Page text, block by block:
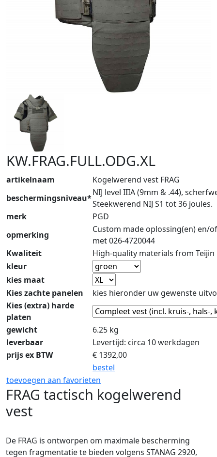
KW.FRAG.FULL.ODG.XL
artikelnaam
Kogelwerend vest FRAG
beschermingsniveau*
NIJ level IIIA (9mm & .44),
Steekwerend NIJ S1 tot 36 joules.
merk
PGD
opmerking
Custom made oplossing(en) en/
met 026-4720044
Kwaliteit
High-quality materials from Teijin
kleur
kies maat
Kies zachte panelen
kies hieronder uw gewenste
Kies (extra) harde
platen
gewicht
6.25 kg
leverbaar
Levertijd: circa 10 werkdagen
prijs ex BTW
€ 1392,00
bestel
toevoegen aan favorieten
FRAG tactisch kogelwerend
vest
De FRAG is ontworpen om maximale bescherming
tegen fragmentatie te bieden volgens STANAG 2920,